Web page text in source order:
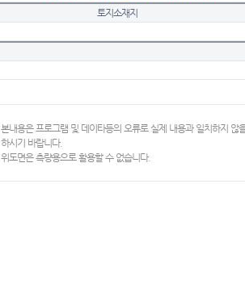
토지소재지
본내용은 프로그램 및 데이타등의 오류로 실제 내용과 일치하지
하시기 바랍니다.
위도면은 측량용으로 활용할 수 없습니다.